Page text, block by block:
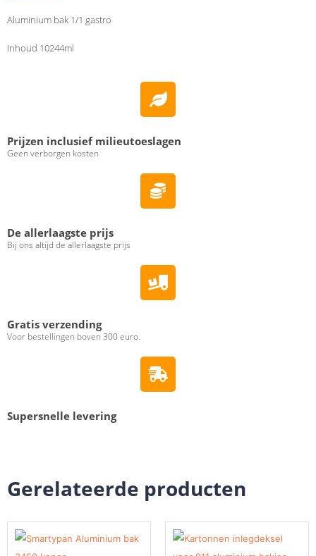
Aluminium bak 1/1 gastro
Inhoud 10244ml
Prijzen inclusief milieutoeslagen
Geen verborgen kosten
De allerlaagste prijs
Bij ons altijd de allerlaagste prijs
Gratis verzending
Voor bestellingen boven 300 euro.
Supersnelle levering
Gerelateerde producten